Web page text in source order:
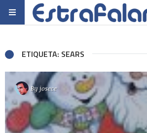
ETIQUETA: SEARS
By josece